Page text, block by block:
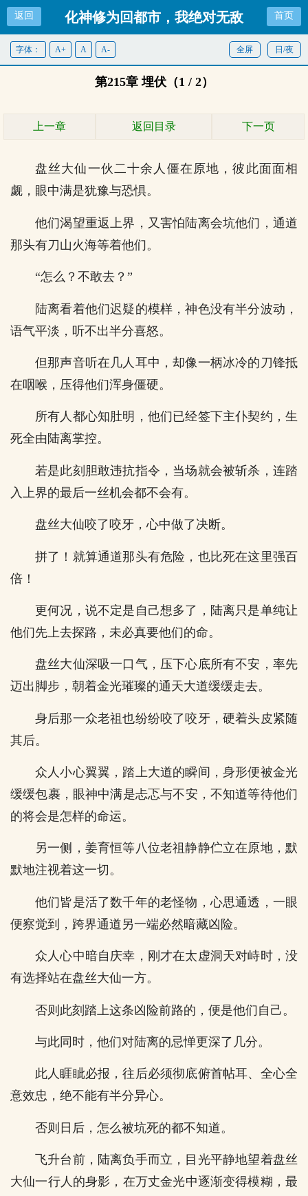
返回 化神修为回都市，我绝对无敌 首页
日/夜
全屏
字体： A+ A A-
第215章 埋伏（1 / 2）
上一章 返回目录 下一页
盘丝大仙一伙二十余人僵在原地，彼此面面相
觑，眼中满是犹豫与恐惧。
他们渴望重返上界，又害怕陆离会坑他们，通道
那头有刀山火海等着他们。
“怎么？不敢去？”
陆离看着他们迟疑的模样，神色没有半分波动，
语气平淡，听不出半分喜怒。
但那声音听在几人耳中，却像一柄冰冷的刀锋抵
在咽喉，压得他们浑身僵硬。
所有人都心知肚明，他们已经签下主仆契约，生
死全由陆离掌控。
若是此刻胆敢违抗指令，当场就会被斩杀，连踏
入上界的最后一丝机会都不会有。
盘丝大仙咬了咬牙，心中做了决断。
拼了！就算通道那头有危险，也比死在这里强百
倍！
更何况，说不定是自己想多了，陆离只是单纯让
他们先上去探路，未必真要他们的命。
盘丝大仙深吸一口气，压下心底所有不安，率先
迈出脚步，朝着金光璀璨的通天大道缓缓走去。
身后那一众老祖也纷纷咬了咬牙，硬着头皮紧随
其后。
众人小心翼翼，踏上大道的瞬间，身形便被金光
缓缓包裹，眼神中满是忐忑与不安，不知道等待他们
的将会是怎样的命运。
另一侧，姜育恒等八位老祖静静伫立在原地，默
默地注视着这一切。
他们皆是活了数千年的老怪物，心思通透，一眼
便察觉到，跨界通道另一端必然暗藏凶险。
众人心中暗自庆幸，刚才在太虚洞天对峙时，没
有选择站在盘丝大仙一方。
否则此刻踏上这条凶险前路的，便是他们自己。
与此同时，他们对陆离的忌惮更深了几分。
此人睚眦必报，往后必须彻底俯首帖耳、全心全
意效忠，绝不能有半分异心。
否则日后，怎么被坑死的都不知道。
飞升台前，陆离负手而立，目光平静地望着盘丝
大仙一行人的身影，在万丈金光中逐渐变得模糊，最